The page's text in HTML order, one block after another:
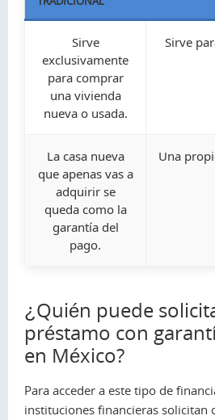
Sirve
exclusivamente
para comprar
una vivienda
nueva o usada.
Sirve
La casa nueva
que apenas vas a
adquirir se
queda como la
garantía del
pago.
Una
¿Quién puede
préstamo con
en México?
Para acceder a este tipo de
instituciones financieras solicitan